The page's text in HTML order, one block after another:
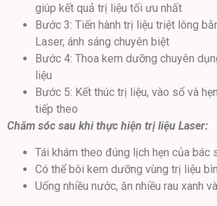
giúp kết quả trị liệu tối ưu nhất
Bước 3: Tiến hành trị liệu triệt lông
Laser, ánh sáng chuyên biệt
Bước 4: Thoa kem dưỡng chuyên
liệu
Bước 5: Kết thúc trị liệu, vào sổ và
tiếp theo
Chăm sóc sau khi thực hiện trị liệu Laser:
Tái khám theo đúng lịch hẹn của bác
Có thể bôi kem dưỡng vùng trị liệu
Uống nhiều nước, ăn nhiều rau xanh